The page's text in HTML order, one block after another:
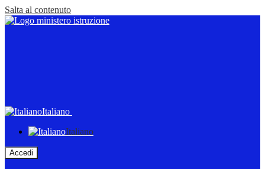
Salta al contenuto
Italiano
Italiano
Accedi